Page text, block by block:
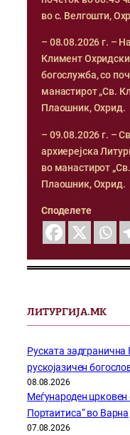
во с. Велгошти,
– 08.08.2026 г. –
Климент
богослужба, со
манастирот „Св.
Плаошник, Охрид.
– 09.08.2026 г. –
архиерејска
во манастирот
Плаошник, Охрид.
Споделете
ЛИТУРГИЈА.МК
Руската
рускојазичен
08.08.2026
Меѓународен
Портаитиса“ во Варна
07.08.2026